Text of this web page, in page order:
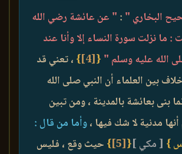
البخاري " : " عن عائشة رضي الله
: ما نزلت سورة النساء إلا وأنا عند
الله عليه وسلم " {
[4]
} ، تعني قد
بين العلماء أن النبي صلى الله
بنى بعائشة بالمدينة ، ومن تبين
مدنية لا شك فيها ،وأما من قال :
} [ مكي ]{
[5]
} حيث وقع ، فليس